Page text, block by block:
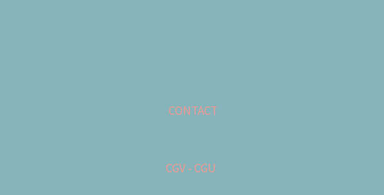
CGV - CGU
CONTACT